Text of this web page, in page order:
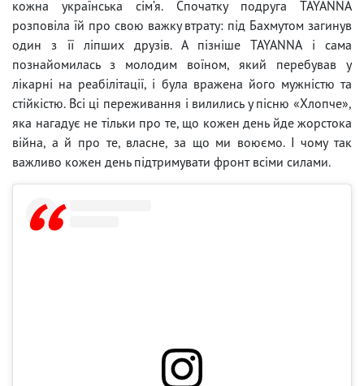
кожна українська сім’я. Спочатку подруга TAYANNA
розповіла їй про свою важку втрату: під Бахмутом загинув
один з її ліпших друзів. А пізніше TAYANNA і сама
познайомилась з молодим воїном, який перебував у
лікарні на реабілітації, і була вражена його мужністю та
стійкістю. Всі ці переживання і вилились у пісню «Хлопче»,
яка нагадує не тільки про те, що кожен день йде жорстока
війна, а й про те, власне, за що ми воюємо. І чому так
важливо кожен день підтримувати фронт всіми силами.